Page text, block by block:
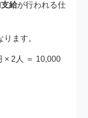
給が行われる仕
ます。
× 2人 ＝ 10,000